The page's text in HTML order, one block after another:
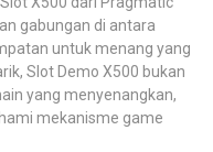
gabungan di antara
untuk menang yang
Slot Demo X500 bukan
yang menyenangkan,
mekanisme game